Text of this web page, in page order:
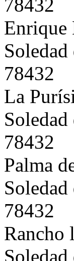
78432
Enrique
Soledad
78432
La
Soledad
78432
Palma
Soledad
78432
Rancho
Soledad